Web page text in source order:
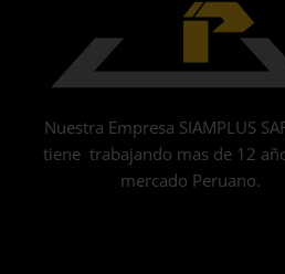
Nuestra Empresa SIAMPLUS
tiene trabajando mas de 12
mercado Peruano.